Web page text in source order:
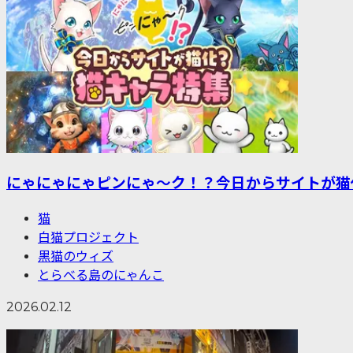
にゃにゃにゃピンにゃ〜ク！？今日からサイトが
猫
白猫プロジェクト
黒猫のウィズ
とらべる島のにゃんこ
2026.02.12